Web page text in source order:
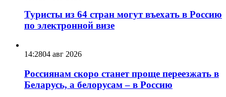
Туристы из 64 стран могут въехать в Россию
по электронной визе
14:2804 авг 2026
Россиянам скоро станет проще переезжать в
Беларусь, а белорусам – в Россию